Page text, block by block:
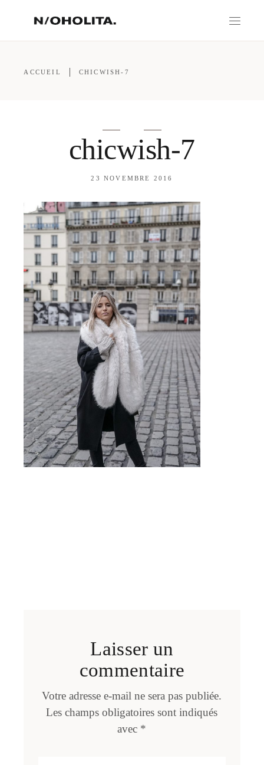
ACCUEIL CHICWISH-7
chicwish-7
23 NOVEMBRE 2016
Laisser un
commentaire
Votre adresse e-mail ne sera pas publiée.
Les champs obligatoires sont indiqués
avec *